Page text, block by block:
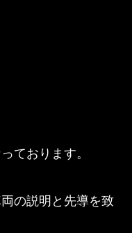
ております。
の説明と先導を致